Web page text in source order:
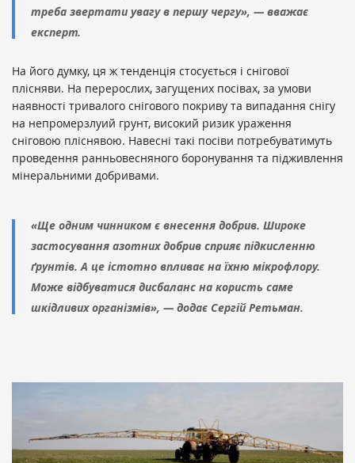
треба звертати увагу в першу чергу», — вважає
експерт.
На його думку, ця ж тенденція стосується і снігової
плісняви. На перерослих, загущених посівах, за умови
наявності тривалого снігового покриву та випадання снігу
на непромерзлуий грунт, високий ризик ураження
сніговою пліснявою. Навесні такі посіви потребуватимуть
проведення ранньовесняного боронування та підживлення
мінеральними добривами.
«Ще одним чинником є внесення добрив. Широке
застосування азотних добрив сприяє підкисленню
ґрунтів. А це істотно впливає на їхню мікрофлору.
Може відбуватися дисбаланс на користь саме
шкідливих організмів», — додає Сергій Ретьман.